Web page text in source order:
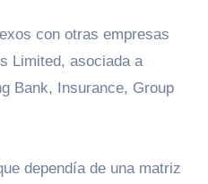
con otras empresas
Limited, asociada a
Bank, Insurance, Group
dependía de una matriz